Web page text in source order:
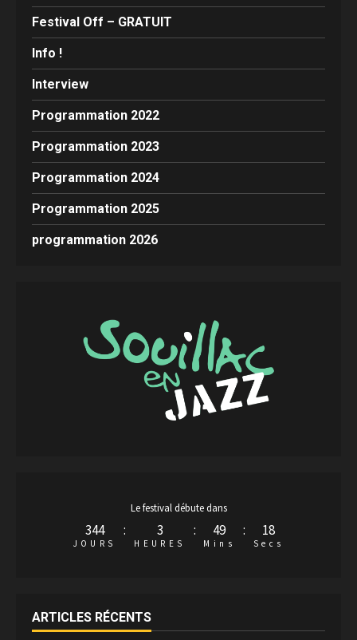
Festival Off – GRATUIT
Info !
Interview
Programmation 2022
Programmation 2023
Programmation 2024
Programmation 2025
programmation 2026
Le festival débute dans
344
JOURS
: 3
HEURES
: 49
Mins
: 18
Secs
ARTICLES RÉCENTS